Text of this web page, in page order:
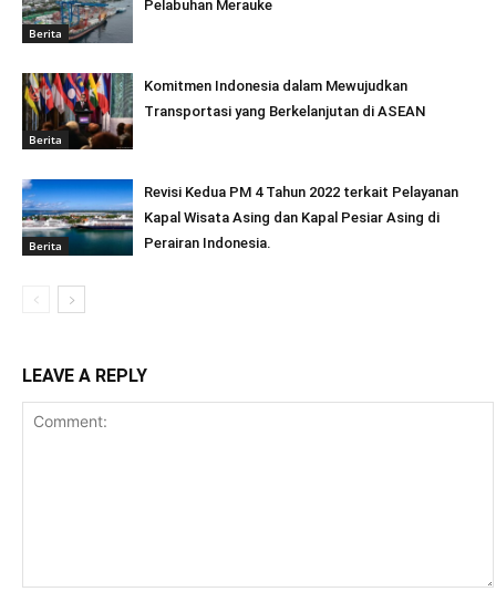
Berita
Pelabuhan Merauke
Berita
Komitmen Indonesia dalam Mewujudkan
Transportasi yang Berkelanjutan di ASEAN
Berita
Revisi Kedua PM 4 Tahun 2022 terkait Pelayanan
Kapal Wisata Asing dan Kapal Pesiar Asing di
Perairan Indonesia.
LEAVE A REPLY